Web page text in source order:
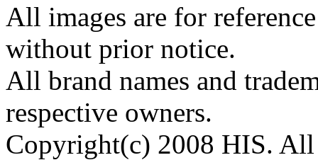
All images are for
without prior notice.
All brand names and
respective owners.
Copyright(c) 2008 HIS. All